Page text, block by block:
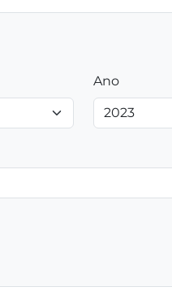
Ano